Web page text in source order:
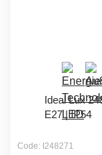
Ideal Lux
E27 | IP54
Code: I248271